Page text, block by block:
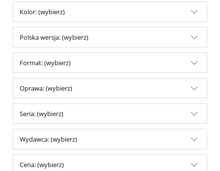
Kolor: (wybierz)
Polska wersja: (wybierz)
Format: (wybierz)
Oprawa: (wybierz)
Seria: (wybierz)
Wydawca: (wybierz)
Cena: (wybierz)